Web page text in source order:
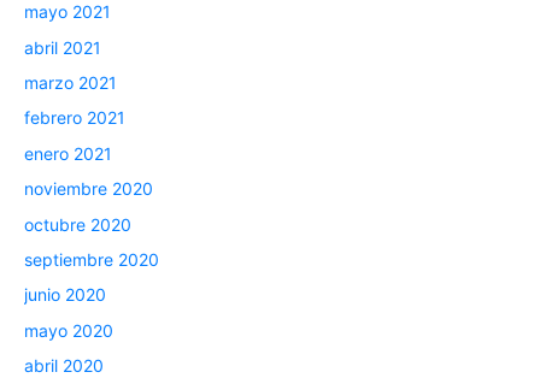
mayo 2021
abril 2021
marzo 2021
febrero 2021
enero 2021
noviembre 2020
octubre 2020
septiembre 2020
junio 2020
mayo 2020
abril 2020